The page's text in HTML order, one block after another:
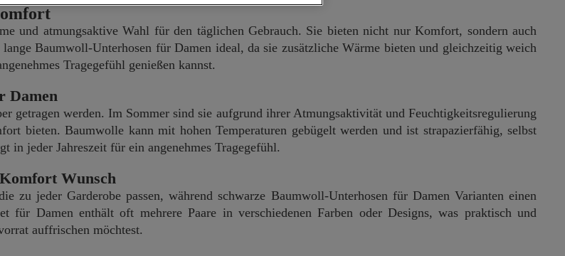
und atmungsaktive Wahl für den täglichen Gebrauch. Sie bieten nicht nur Komfort, sondern auch
Baumwoll-Unterhosen für Damen ideal, da sie zusätzliche Wärme bieten und gleichzeitig weich
Tragegefühl genießen kannst.
Damen
getragen werden. Im Sommer sind sie aufgrund ihrer Atmungsaktivität und Feuchtigkeitsregulierung
bieten. Baumwolle kann mit hohen Temperaturen gebügelt werden und ist strapazierfähig, selbst
in jeder Jahreszeit für ein angenehmes Tragegefühl.
Wunsch
zu jeder Garderobe passen, während schwarze Baumwoll-Unterhosen für Damen Varianten einen
für Damen enthält oft mehrere Paare in verschiedenen Farben oder Designs, was praktisch und
auffrischen möchtest.